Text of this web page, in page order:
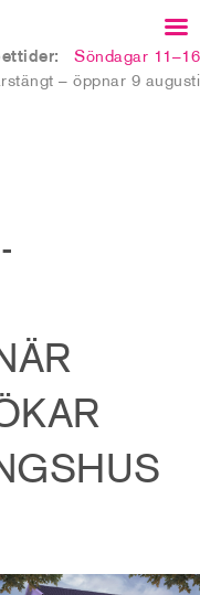
Söndagar 11–16
– öppnar 9 augusti